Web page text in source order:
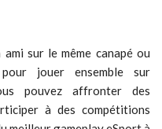
sur le même canapé ou
jouer ensemble sur
pouvez affronter des
à des compétitions